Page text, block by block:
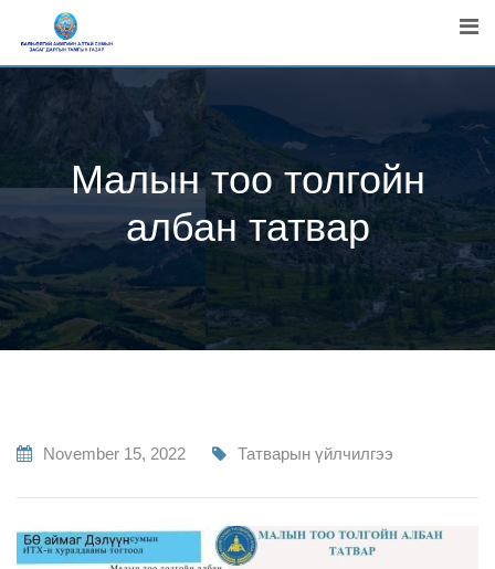
Малын тоо толгойн
албан татвар
November 15, 2022 Татварын үйлчилгээ